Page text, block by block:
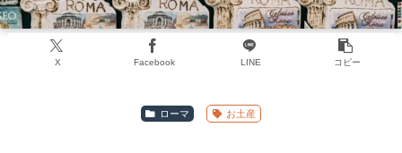
X Facebook LINE コピー
ローマ お土産